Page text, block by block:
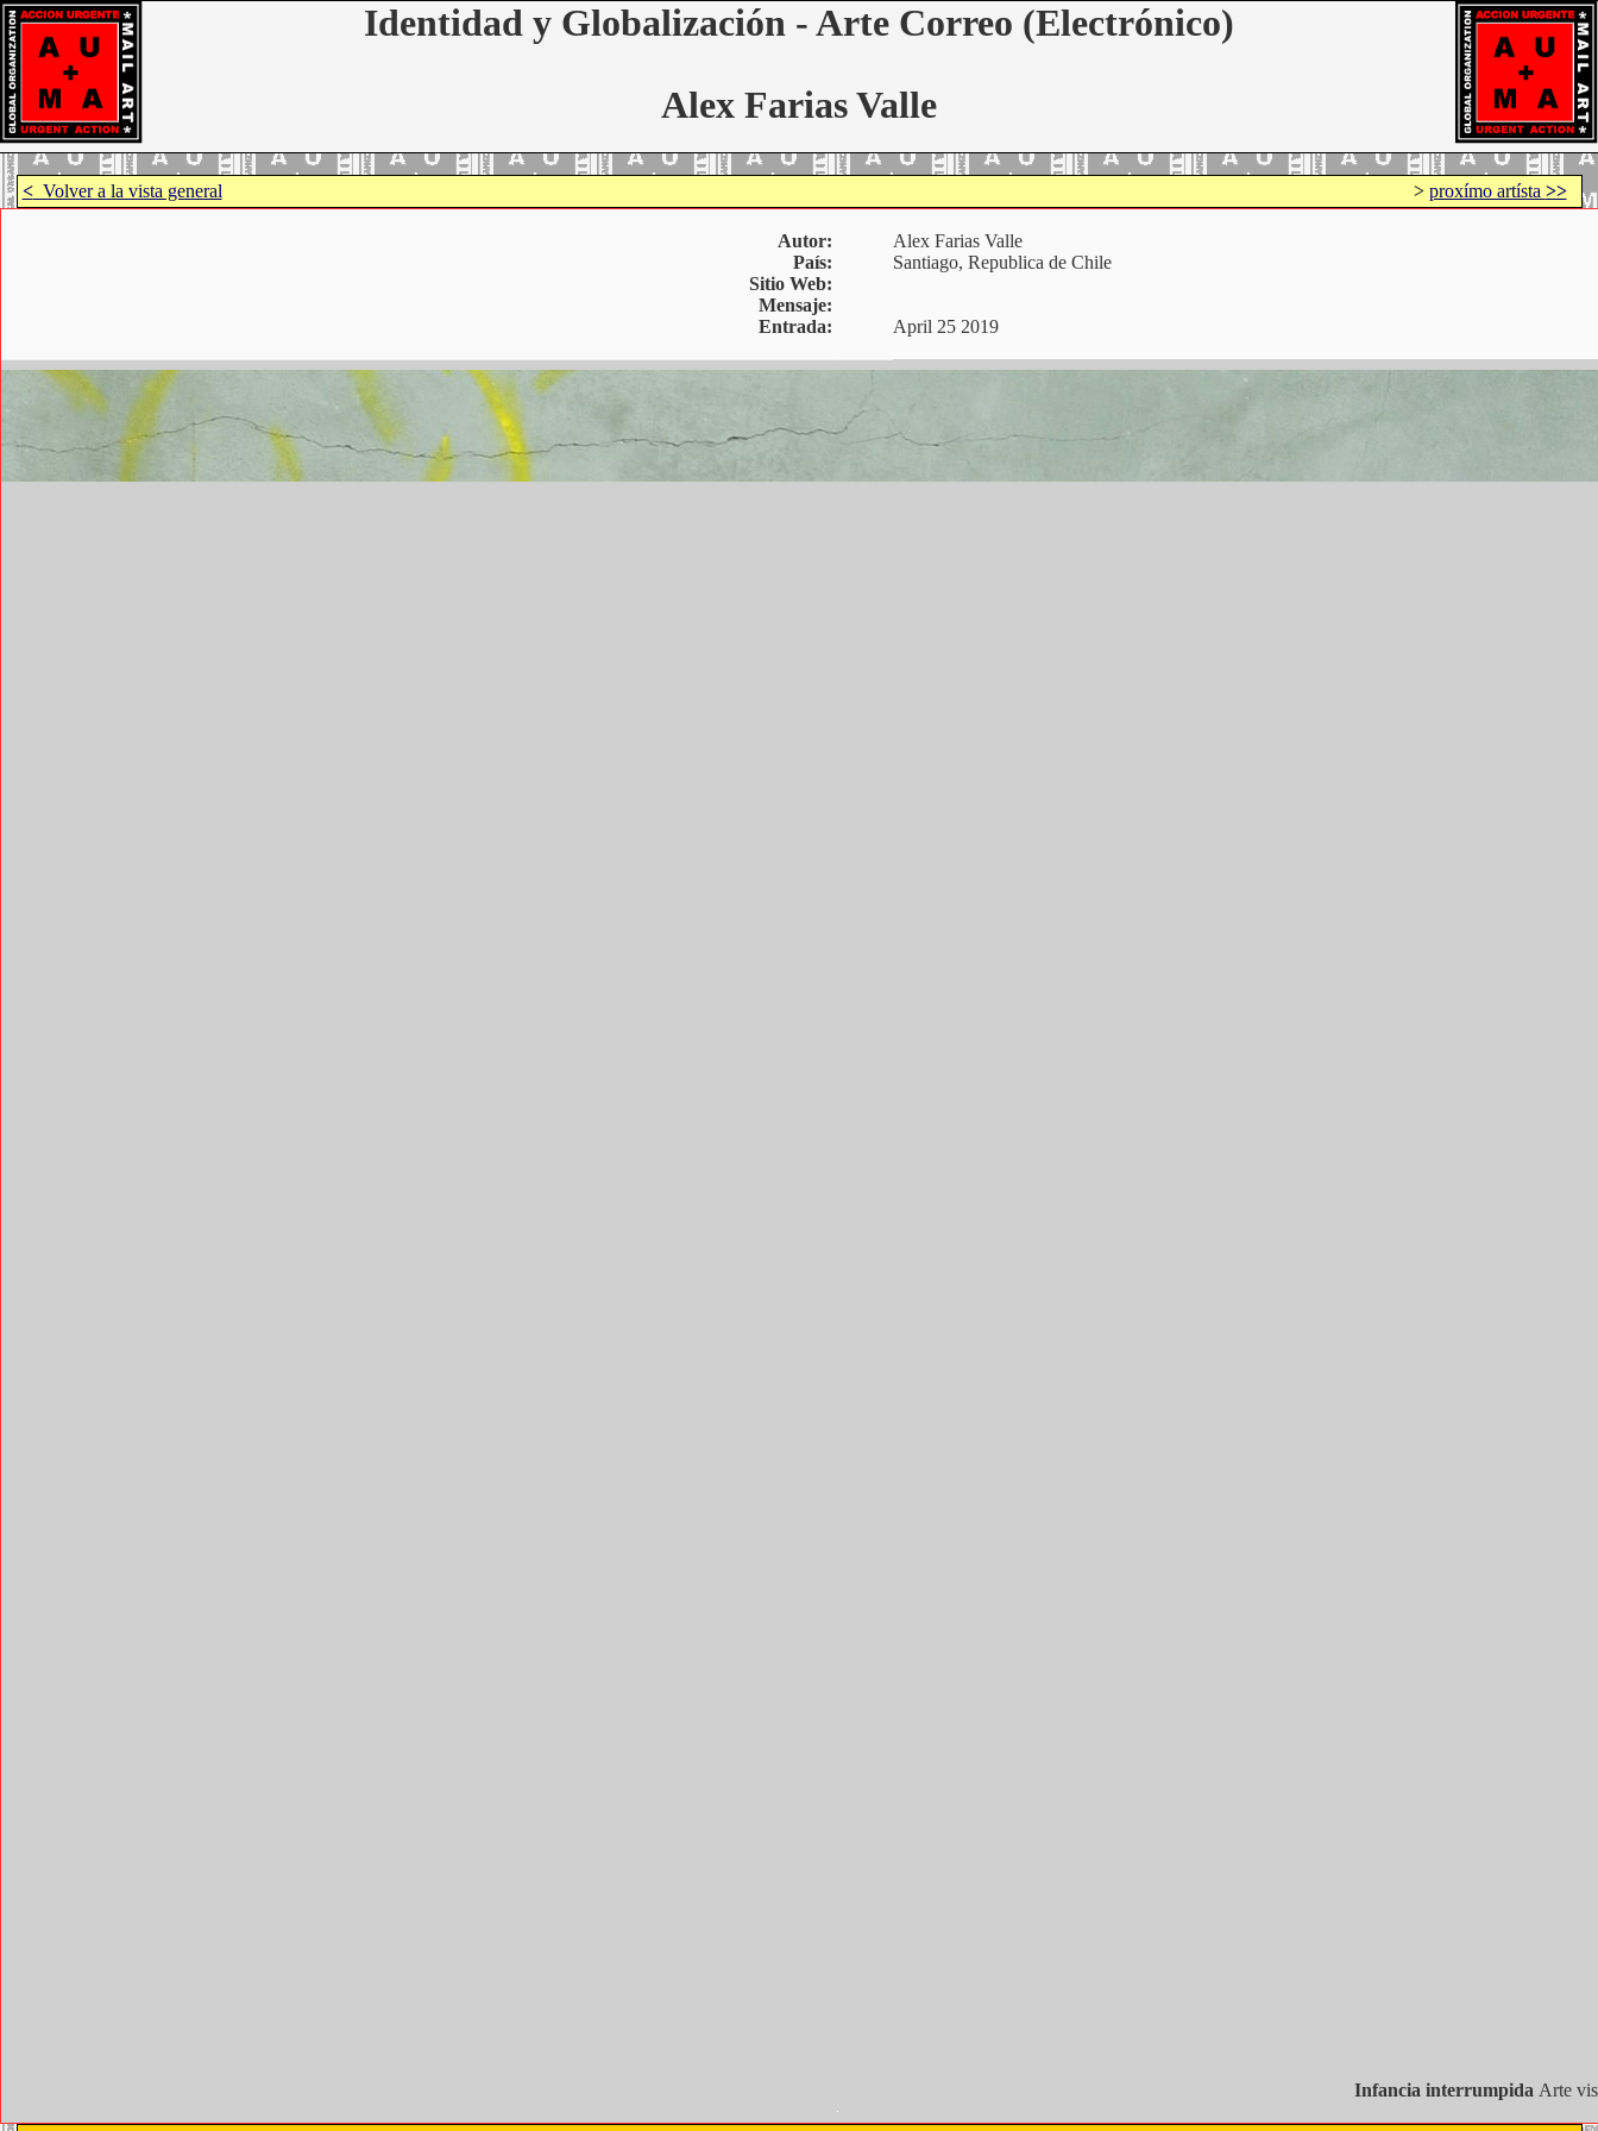
Identidad y Globalización - Arte Correo (Electrónico)
Alex Farias Valle
<Volver a la vista general > proxímo artísta >>
Autor:
País:
Sitio Web:
Mensaje:
Alex Farias Valle
Santiago, Republica de Chile
Entrada: April 25 2019
Infancia interrumpida Arte